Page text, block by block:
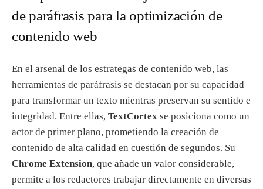
de paráfrasis para la optimización de
contenido web
En el arsenal de los estrategas de contenido web, las
herramientas de paráfrasis se destacan por su capacidad
para transformar un texto mientras preservan su sentido e
integridad. Entre ellas, TextCortex se posiciona como un
actor de primer plano, prometiendo la creación de
contenido de alta calidad en cuestión de segundos. Su
Chrome Extension, que añade un valor considerable,
permite a los redactores trabajar directamente en diversas